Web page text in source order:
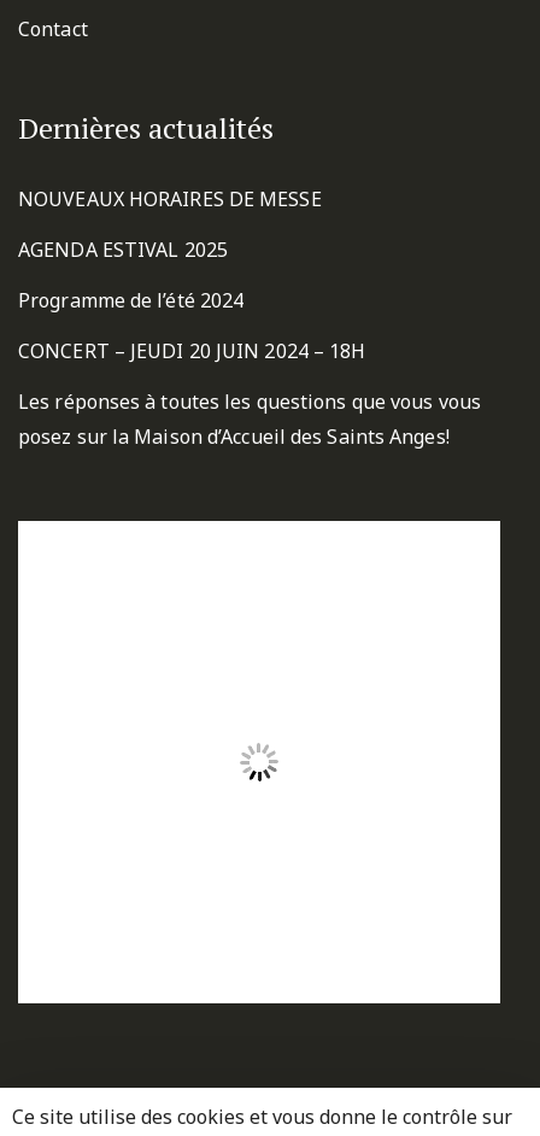
Contact
Dernières actualités
NOUVEAUX HORAIRES DE MESSE
AGENDA ESTIVAL 2025
Programme de l’été 2024
CONCERT – JEUDI 20 JUIN 2024 – 18H
Les réponses à toutes les questions que vous vous
posez sur la Maison d’Accueil des Saints Anges!
Ce site utilise des cookies et vous donne le contrôle sur